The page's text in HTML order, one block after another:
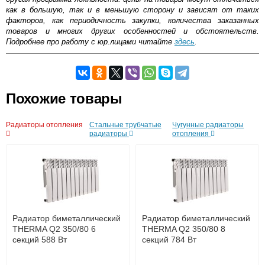
как в большую, так и в меньшую сторону и зависят от таких
факторов, как периодичность закупки, количества заказанных
товаров и многих других особенностей и обстоятельств.
Подробнее про работу с юр.лицами читайте здесь.
Оставьте отзыв
Доставка сантехники по Москве и Московской области
Возможные способы оплаты:
Наличный расчёт
времени
Банковской картой при получении товара как при
доставке, так и самовывозом
Интернет-деньгами (Yandex-деньги, Web-money,
Qiwi-кошельки и другие).
Безналичный расчёт (возможно и с НДС)
подробнее...
Подробнее об оплате
Похожие товары
Радиаторы отопления
Стальные трубчатые
радиаторы
Чугунные радиаторы
отопления
Радиатор биметаллический
THERMA Q2 350/80 6
секций 588 Вт
Радиатор биметаллический
THERMA Q2 350/80 8
секций 784 Вт